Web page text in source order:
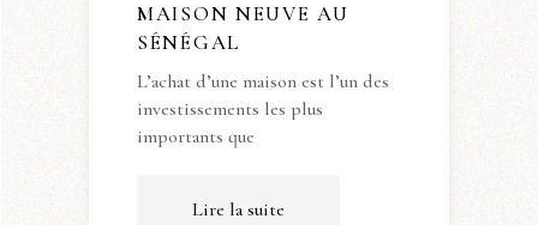
MAISON NEUVE AU
SÉNÉGAL
L’achat d’une maison est l’un des
investissements les plus
importants que
Lire la suite